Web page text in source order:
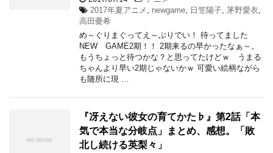
2017年夏アニメ
newgame 日笠陽子 茅野愛衣
高田憂希
め～ぐりまぐってえ～ぶりでい！ 待ってました
NEW GAME2期！！ 2期来るの早かったなぁ～。
もうちょっと待つかな？と思ってたけどｗ うまる
ちゃんより早い2期じゃないかｗ 可愛い絵柄ながら
も随所に現 …
『冴えない彼女の育てかた♭』第2話「本
気で本当な分岐点」まとめ、感想。「敗
北し続ける英梨々」